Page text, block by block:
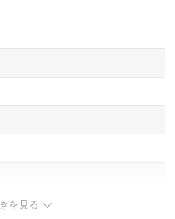
を見る